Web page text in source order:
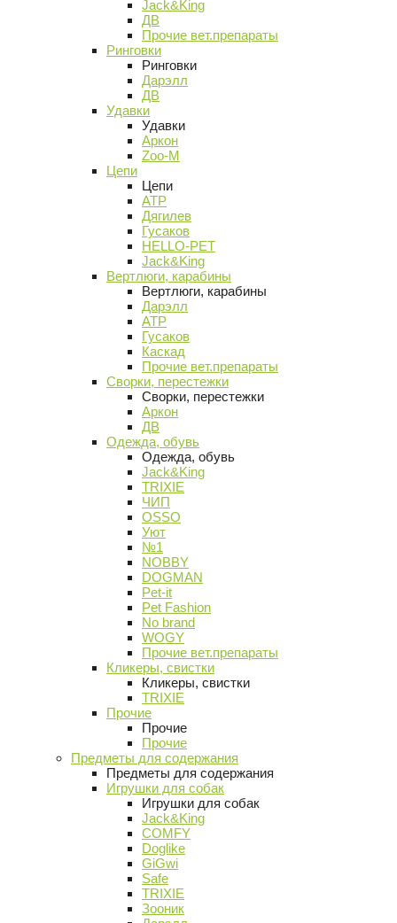
Jack&King
ДВ
Прочие вет.препараты
Ринговки
Ринговки
Дарэлл
ДВ
Удавки
Удавки
Аркон
Zoo-M
Цепи
Цепи
АТР
Дягилев
Гусаков
HELLO-PET
Jack&King
Вертлюги, карабины
Вертлюги, карабины
Дарэлл
АТР
Гусаков
Каскад
Прочие вет.препараты
Сворки, перестежки
Сворки, перестежки
Аркон
ДВ
Одежда, обувь
Одежда, обувь
Jack&King
TRIXIE
ЧИП
OSSO
Уют
№1
NOBBY
DOGMAN
Pet-it
Pet Fashion
No brand
WOGY
Прочие вет.препараты
Кликеры, свистки
Кликеры, свистки
TRIXIE
Прочие
Прочие
Прочие
Предметы для содержания
Предметы для содержания
Игрушки для собак
Игрушки для собак
Jack&King
COMFY
Doglike
GiGwi
Safe
TRIXIE
Зооник